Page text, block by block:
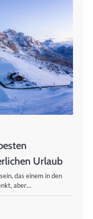
Urlaub
das einem in den
aber…